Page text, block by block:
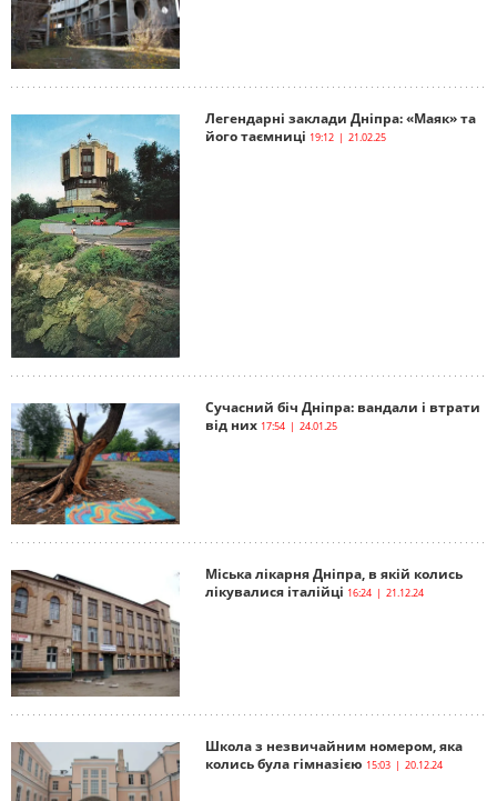
Легендарні заклади Дніпра: «Маяк» та
його таємниці 19:12 | 21.02.25
Сучасний біч Дніпра: вандали і втрати
від них 17:54 | 24.01.25
Міська лікарня Дніпра, в якій колись
лікувалися італійці 16:24 | 21.12.24
Школа з незвичайним номером, яка
колись була гімназією 15:03 | 20.12.24